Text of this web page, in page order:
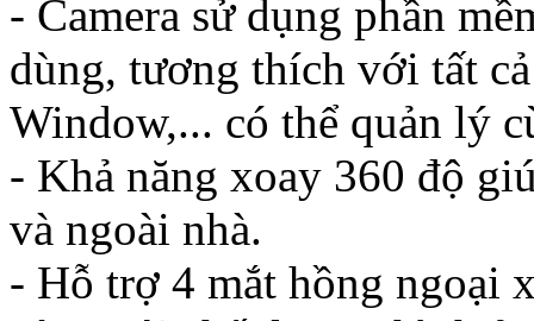
- Camera sử dụng phần
dùng, tương thích với tất
Window,... có thể quản lý
- Khả năng xoay 360 độ
và ngoài nhà.
- Hỗ trợ 4 mắt hồng ngoại